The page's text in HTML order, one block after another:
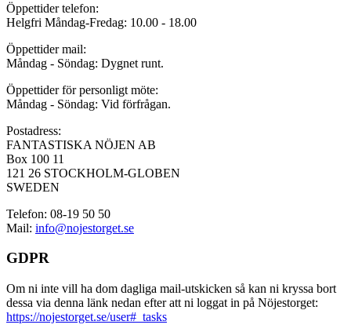
Öppettider telefon:
Helgfri Måndag-Fredag: 10.00 - 18.00
Öppettider mail:
Måndag - Söndag: Dygnet runt.
Öppettider för personligt möte:
Måndag - Söndag: Vid förfrågan.
Postadress:
FANTASTISKA NÖJEN AB
Box 100 11
121 26 STOCKHOLM-GLOBEN
SWEDEN
Telefon: 08-19 50 50
Mail: info@nojestorget.se
GDPR
Om ni inte vill ha dom dagliga mail-utskicken så kan ni kryssa bort
dessa via denna länk nedan efter att ni loggat in på Nöjestorget:
https://nojestorget.se/user#_tasks